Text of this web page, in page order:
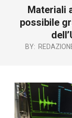
Materiali
possibile
BY: